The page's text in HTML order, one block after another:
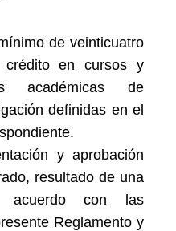
de veinticuatro
crédito en cursos y
académicas de
definidas en el
y aprobación
resultado de una
acuerdo con las
Reglamento y